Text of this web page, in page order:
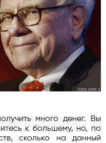
много денег. Вы
к большему, но, по
сколько на данный